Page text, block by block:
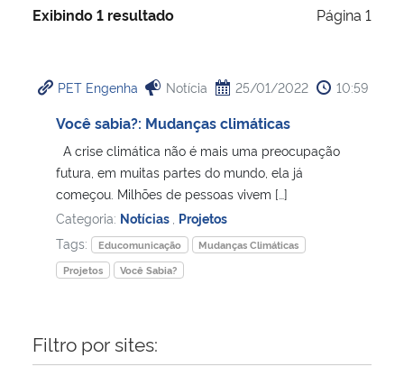
Ministério de Minas e Energia
Ministério da Ciência, Tecnologia, Inovações e Comunicações
Ministério do Meio Ambiente
Ministério do Desenvolvimento Regional
Exibindo 1 resultado Página 1
PET Engenha Notícia 25/01/2022 10:59
Você sabia?: Mudanças climáticas
A crise climática não é mais uma preocupação
futura, em muitas partes do mundo, ela já
começou. Milhões de pessoas vivem […]
Categoria: Notícias Projetos
Tags:
Educomunicação
Mudanças Climáticas
Projetos
Você Sabia?
Filtro por sites: